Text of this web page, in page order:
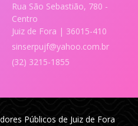
Rua São Sebastião, 780 -
Centro
Juiz de Fora | 36015-410
sinserpujf@yahoo.com.br
(32) 3215-1855
Públicos de Juiz de Fora